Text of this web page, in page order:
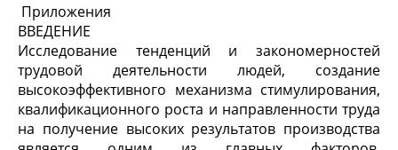
Приложения
ВВЕДЕНИЕ
Исследование тенденций и закономерностей
трудовой деятельности людей, создание
высокоэффективного механизма стимулирования,
квалификационного роста и направленности труда
на получение высоких результатов производства